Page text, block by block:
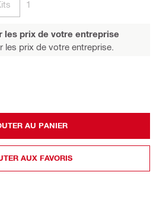
1
les prix de votre entreprise
les prix de votre entreprise.
AU PANIER
AUX FAVORIS